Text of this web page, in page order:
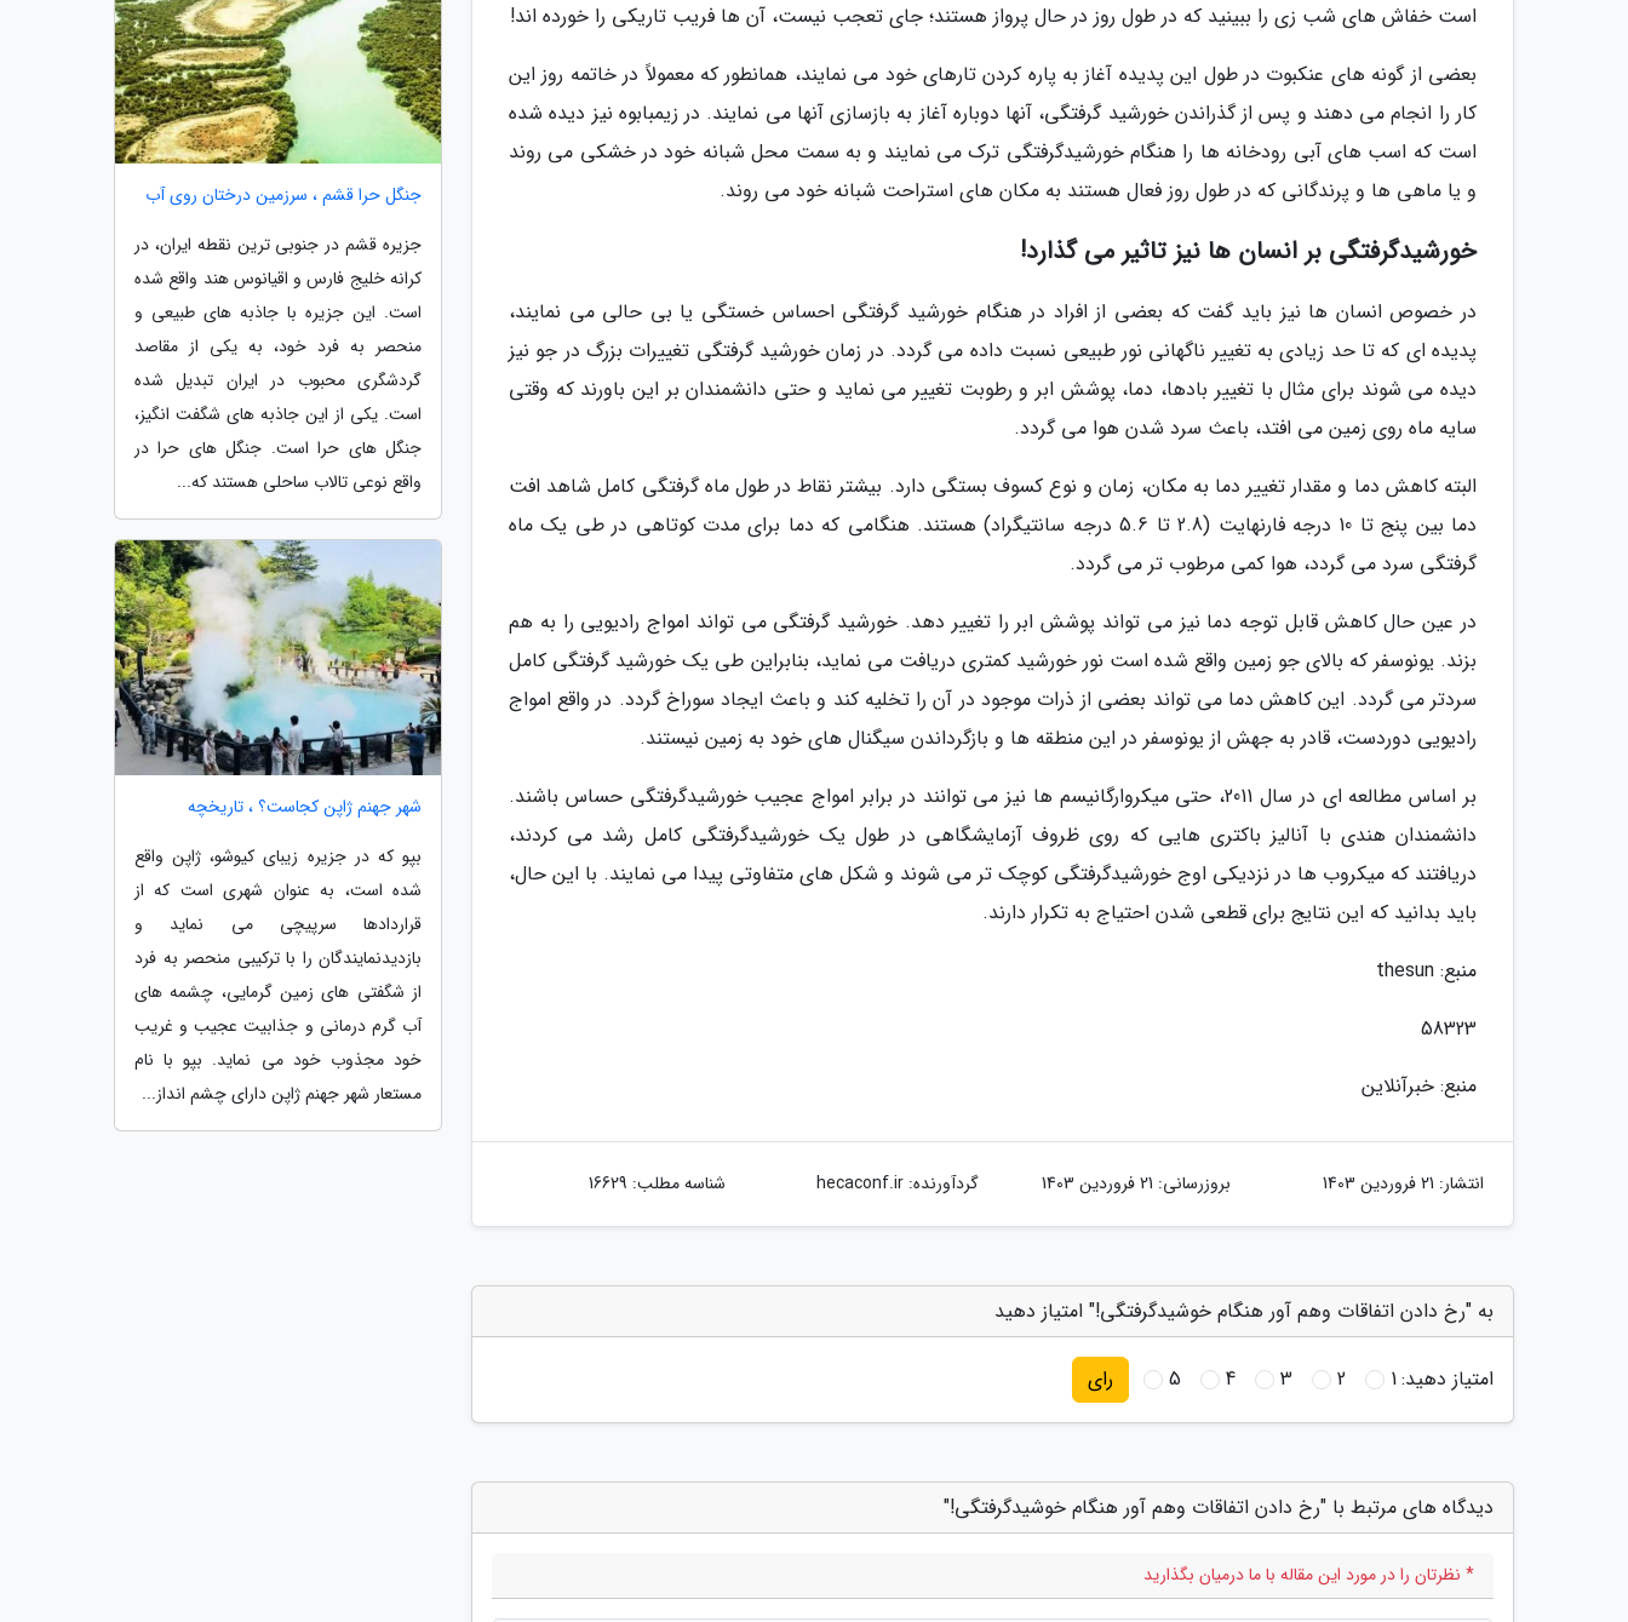
است خفاش های شب زی را ببینید که در طول روز در حال پرواز هستند؛ جای تعجب نیست، آن ها فریب تاریکی را خورده اند!
بعضی از گونه های عنکبوت در طول این پدیده آغاز به پاره کردن تارهای خود می نمایند، همانطور که معمولاً در خاتمه روز این
کار را انجام می دهند و پس از گذراندن خورشید گرفتگی، آنها دوباره آغاز به بازسازی آنها می نمایند. در زیمبابوه نیز دیده شده
است که اسب های آبی رودخانه ها را هنگام خورشیدگرفتگی ترک می نمایند و به سمت محل شبانه خود در خشکی می روند
و یا ماهی ها و پرندگانی که در طول روز فعال هستند به مکان های استراحت شبانه خود می روند.
خورشیدگرفتگی بر انسان ها نیز تاثیر می گذارد!
در خصوص انسان ها نیز باید گفت که بعضی از افراد در هنگام خورشید گرفتگی احساس خستگی یا بی حالی می نمایند،
پدیده ای که تا حد زیادی به تغییر ناگهانی نور طبیعی نسبت داده می گردد. در زمان خورشید گرفتگی تغییرات بزرگ در جو نیز
دیده می شوند برای مثال با تغییر بادها، دما، پوشش ابر و رطوبت تغییر می نماید و حتی دانشمندان بر این باورند که وقتی
سایه ماه روی زمین می افتد، باعث سرد شدن هوا می گردد.
البته کاهش دما و مقدار تغییر دما به مکان، زمان و نوع کسوف بستگی دارد. بیشتر نقاط در طول ماه گرفتگی کامل شاهد افت
دما بین پنج تا 10 درجه فارنهایت (2.8 تا 5.6 درجه سانتیگراد) هستند. هنگامی که دما برای مدت کوتاهی در طی یک ماه
گرفتگی سرد می گردد، هوا کمی مرطوب تر می گردد.
در عین حال کاهش قابل توجه دما نیز می تواند پوشش ابر را تغییر دهد. خورشید گرفتگی می تواند امواج رادیویی را به هم
بزند. یونوسفر که بالای جو زمین واقع شده است نور خورشید کمتری دریافت می نماید، بنابراین طی یک خورشید گرفتگی کامل
سردتر می گردد. این کاهش دما می تواند بعضی از ذرات موجود در آن را تخلیه کند و باعث ایجاد سوراخ گردد. در واقع امواج
رادیویی دوردست، قادر به جهش از یونوسفر در این منطقه ها و بازگرداندن سیگنال های خود به زمین نیستند.
بر اساس مطالعه ای در سال 2011، حتی میکروارگانیسم ها نیز می توانند در برابر امواج عجیب خورشیدگرفتگی حساس باشند.
دانشمندان هندی با آنالیز باکتری هایی که روی ظروف آزمایشگاهی در طول یک خورشیدگرفتگی کامل رشد می کردند،
دریافتند که میکروب ها در نزدیکی اوج خورشیدگرفتگی کوچک تر می شوند و شکل های متفاوتی پیدا می نمایند. با این حال،
باید بدانید که این نتایج برای قطعی شدن احتیاج به تکرار دارند.
منبع: thesun
58323
منبع: خبرآنلاین
انتشار: 21 فروردین 1403 بروزرسانی: 21 فروردین 1403 گردآورنده:hecaconf.ir شناسه مطلب: 16629
به "رخ دادن اتفاقات وهم آور هنگام خوشیدگرفتگی!" امتیاز دهید
امتیاز دهید:1
2
3
4
5 رای
دیدگاه های مرتبط با "رخ دادن اتفاقات وهم آور هنگام خوشیدگرفتگی!"
* نظرتان را در مورد این مقاله با ما درمیان بگذارید
جنگل حرا قشم ، سرزمین درختان روی آب
جزیره قشم در جنوبی ترین نقطه ایران، در
کرانه خلیج فارس و اقیانوس هند واقع شده
است. این جزیره با جاذبه های طبیعی و
منحصر به فرد خود، به یکی از مقاصد
گردشگری محبوب در ایران تبدیل شده
است. یکی از این جاذبه های شگفت انگیز،
جنگل های حرا است. جنگل های حرا در
واقع نوعی تالاب ساحلی هستند که...
شهر جهنم ژاپن کجاست؟ ، تاریخچه
بپو که در جزیره زیبای کیوشو، ژاپن واقع
شده است، به عنوان شهری است که از
قراردادها سرپیچی می نماید و
بازدیدنمایندگان را با ترکیبی منحصر به فرد
از شگفتی های زمین گرمایی، چشمه های
آب گرم درمانی و جذابیت عجیب و غریب
خود مجذوب خود می نماید. بپو با نام
مستعار شهر جهنم ژاپن دارای چشم انداز...